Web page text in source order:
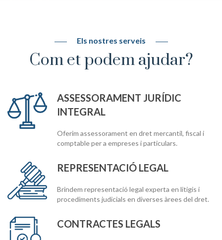
Els nostres serveis
Com et podem ajudar?
ASSESSORAMENT JURÍDIC
INTEGRAL
Oferim assessorament en dret mercantil, fiscal i
comptable per a empreses i particulars.
REPRESENTACIÓ LEGAL
Brindem representació legal experta en litigis i
procediments judicials en diverses àrees del dret.
CONTRACTES LEGALS